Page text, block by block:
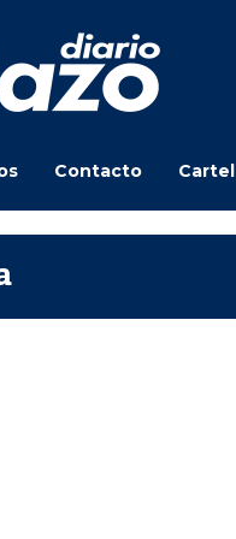
Contacto